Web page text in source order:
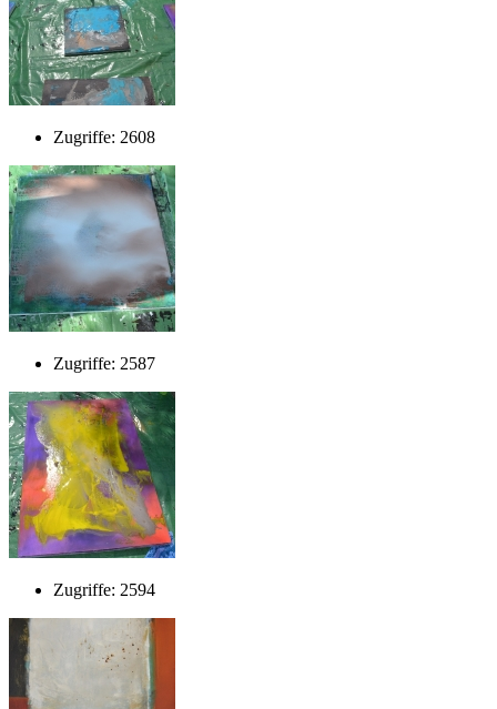
Zugriffe: 2608
Zugriffe: 2587
Zugriffe: 2594